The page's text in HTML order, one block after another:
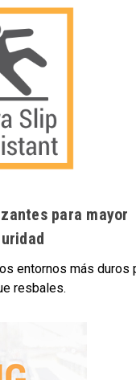
para mayor
entornos más duros
resbales.